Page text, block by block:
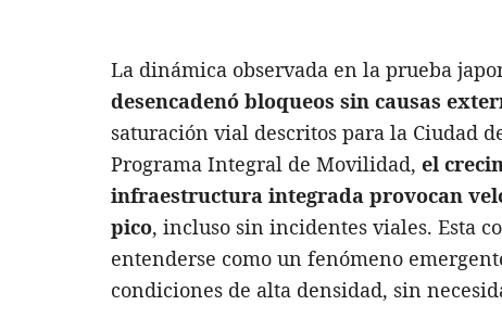
La dinámica observada en la prueba
desencadenó bloqueos sin causas
saturación vial descritos para la Ciudad
Programa Integral de Movilidad, el
infraestructura integrada provocan
pico, incluso sin incidentes viales. Esta
entenderse como un fenómeno
condiciones de alta densidad, sin